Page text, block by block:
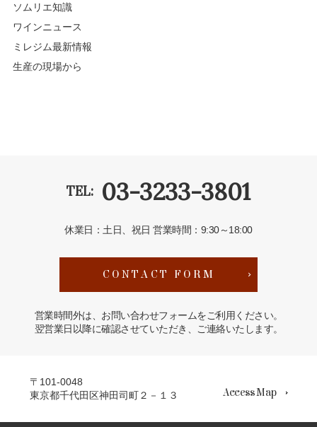
ソムリエ知識
ワインニュース
ミレジム最新情報
生産の現場から
TEL: 03-3233-3801
休業日：土日、祝日営業時間：9:30～18:00
CONTACT FORM
営業時間外は、お問い合わせフォームをご利用ください。
翌営業日以降に確認させていただき、ご連絡いたします。
〒101-0048
東京都千代田区神田司町２－１３
Access Map